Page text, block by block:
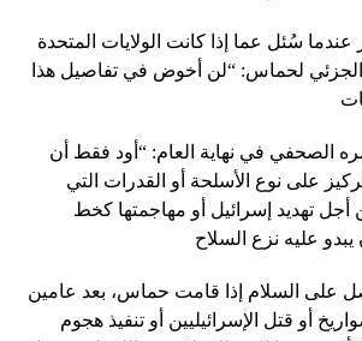
عندما سُئل عما إذا كانت الولايات المتحدة
الجزئي لحماس: “لن أخوض في تفاصيل هذا
الصحفي في نهاية العام: “أود فقط أن
على نوع الأسلحة أو القدرات التي
تهديد إسرائيل أو مهاجمتها كخط
على السلام إذا قامت حماس، بعد عامين
أو قتل الإسرائيليين أو تنفيذ هجوم